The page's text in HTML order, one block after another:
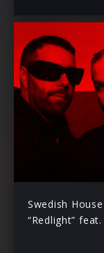
Swedish
“Redlight”